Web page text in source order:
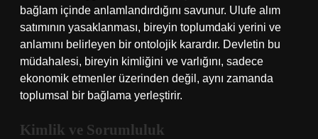
bağlam içinde anlamlandırdığını savunur. Ulufe alım
satımının yasaklanması, bireyin toplumdaki yerini ve
anlamını belirleyen bir ontolojik karardır. Devletin bu
müdahalesi, bireyin kimliğini ve varlığını, sadece
ekonomik etmenler üzerinden değil, aynı zamanda
toplumsal bir bağlama yerleştirir.
Kimlik ve Sorumluluk